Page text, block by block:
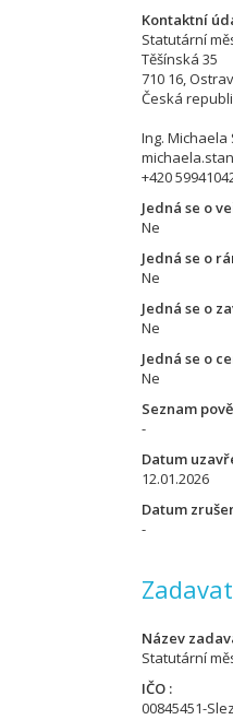
Kontaktní
Statutární
Těšínská 35
710 16,
Česká
Ing.
+420
Jedná se o
Ne
Jedná se o
Ne
Jedná se o
Ne
Jedná se o
Ne
Seznam
-
Datum
12.01.2026
Datum
-
Název
Statutární
IČO
00845451-